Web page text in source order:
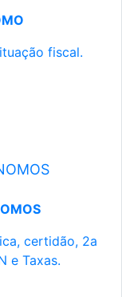
fiscal.
certidão, 2a
e Taxas.